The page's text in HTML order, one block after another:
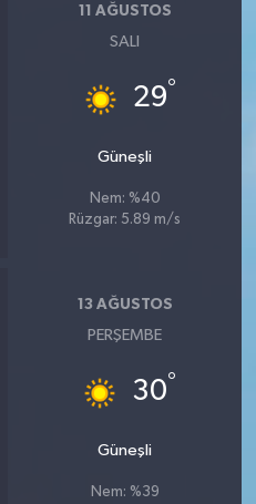
11 AĞUSTOS
SALI
29°
Güneşli
Nem: %40
Rüzgar: 5.89 m/s
13 AĞUSTOS
PERŞEMBE
30°
Güneşli
Nem: %39